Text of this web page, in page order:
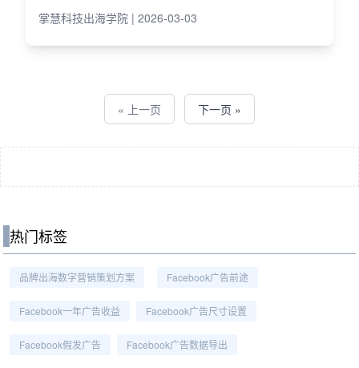
掌慧科技出海学院 | 2026-03-03
« 上一页 下一页 »
热门标签
品牌出海数字营销策划方案 Facebook广告前途
Facebook一年广告收益 Facebook广告尺寸设置
Facebook假发广告 Facebook广告数据导出